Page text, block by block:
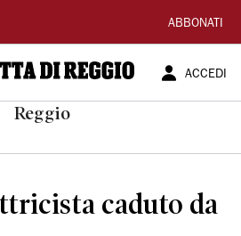
ABBONATI
ACCEDI
Reggio
caduto da